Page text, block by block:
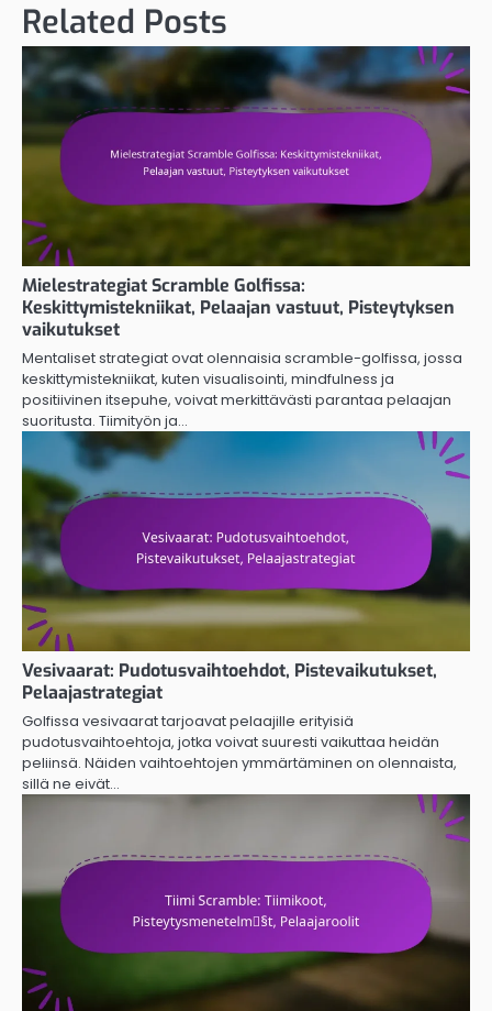
Related Posts
Mielestrategiat Scramble Golfissa:
Keskittymistekniikat, Pelaajan vastuut, Pisteytyksen
vaikutukset
Mentaliset strategiat ovat olennaisia scramble-golfissa, jossa
keskittymistekniikat, kuten visualisointi, mindfulness ja
positiivinen itsepuhe, voivat merkittävästi parantaa pelaajan
suoritusta. Tiimityön ja…
Vesivaarat: Pudotusvaihtoehdot, Pistevaikutukset,
Pelaajastrategiat
Golfissa vesivaarat tarjoavat pelaajille erityisiä
pudotusvaihtoehtoja, jotka voivat suuresti vaikuttaa heidän
peliinsä. Näiden vaihtoehtojen ymmärtäminen on olennaista,
sillä ne eivät…